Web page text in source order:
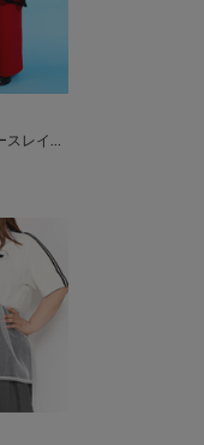
リボン付きレースレイヤードスカート